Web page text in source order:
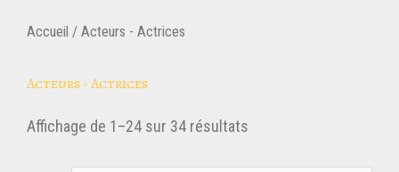
Accueil / Acteurs - Actrices
Acteurs - Actrices
Affichage de 1–24 sur 34 résultats